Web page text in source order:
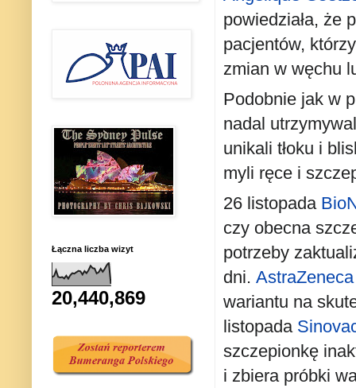
powiedziała, że
pacjentów,
zmian w węchu
Podobnie jak w
nadal
unikali tłoku i
myli ręce i
26 listopada
czy obecna
potrzeby
dni. AstraZeneca
wariantu na
listopada
szczepionkę
i zbiera próbki
Łączna liczba wizyt
20,440,869